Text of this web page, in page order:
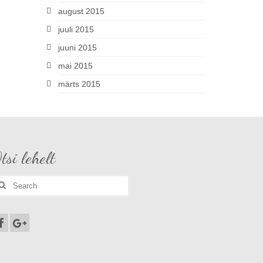
august 2015
juuli 2015
juuni 2015
mai 2015
märts 2015
lehelt